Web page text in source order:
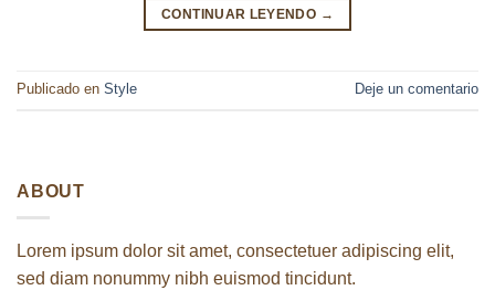
CONTINUAR LEYENDO →
Publicado en Style Deje un comentario
ABOUT
Lorem ipsum dolor sit amet, consectetuer adipiscing elit,
sed diam nonummy nibh euismod tincidunt.